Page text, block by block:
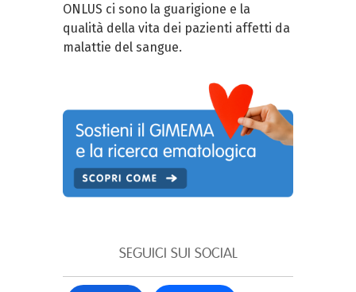
ONLUS ci sono la guarigione e la
qualità della vita dei pazienti affetti da
malattie del sangue.
SEGUICI SUI SOCIAL